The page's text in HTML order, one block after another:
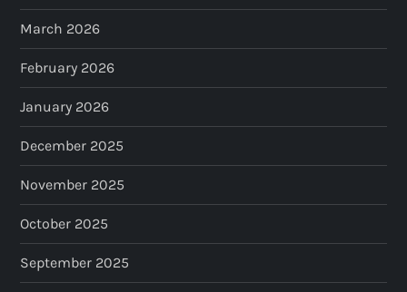
March 2026
February 2026
January 2026
December 2025
November 2025
October 2025
September 2025